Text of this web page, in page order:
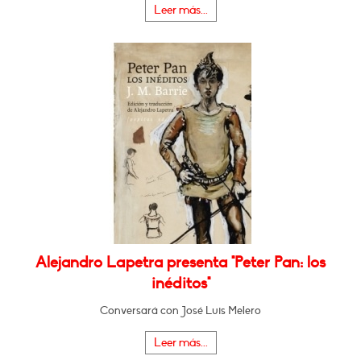
Leer más...
Alejandro Lapetra presenta "Peter Pan: los
inéditos"
Conversará con José Luis Melero
Leer más...